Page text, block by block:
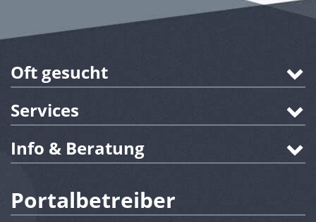
Oft gesucht
Services
Info & Beratung
Portalbetreiber